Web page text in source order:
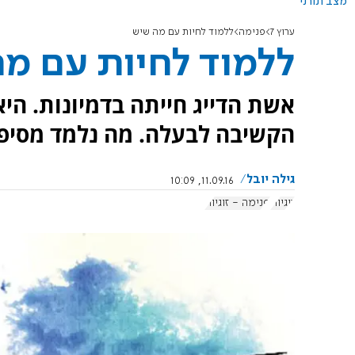
ערוץ 7 פנימה ללמוד לחיות עם מה שיש
ללמוד לחיות עם
אשת הדייג חייתה בדמיונות.
הקשיבה לבעלה. מה נלמד
גילה יובל
11.09.16, 10:09
זוגיות
פנימה - זוגיות